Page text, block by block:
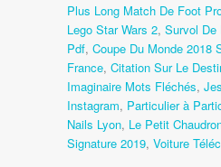
Plus Long Match De Foot
Lego Star Wars 2, Survol De
Pdf, Coupe Du Monde 2018
France, Citation Sur Le
Imaginaire Mots Fléchés,
Instagram, Particulier à
Nails Lyon, Le Petit
Signature 2019, Voiture